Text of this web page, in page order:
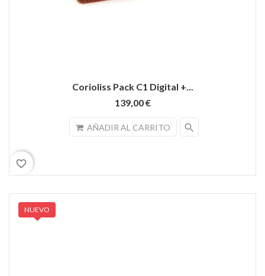
Corioliss Pack C1 Digital +...
139,00 €
AÑADIR AL CARRITO search
favorite_border
NUEVO